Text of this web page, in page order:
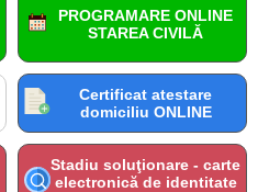
PROGRAMARE ONLINE
STAREA CIVILĂ
Certificat atestare
domiciliu ONLINE
Stadiu soluţionare - carte
electronică de identitate